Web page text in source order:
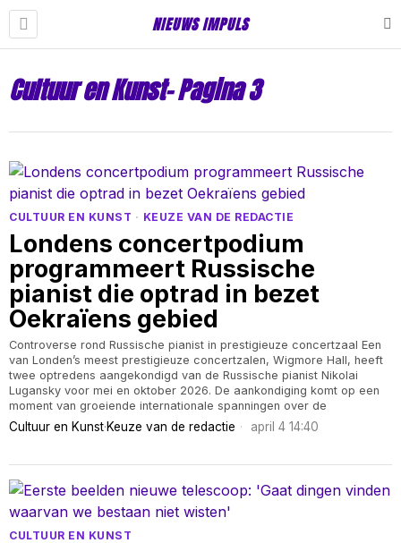
NIEUWS IMPULS
Cultuur en Kunst- Pagina 3
CULTUUR EN KUNST · KEUZE VAN DE REDACTIE
Londens concertpodium
programmeert Russische
pianist die optrad in bezet
Oekraïens gebied
Controverse rond Russische pianist in prestigieuze concertzaal Een
van Londen’s meest prestigieuze concertzalen, Wigmore Hall, heeft
twee optredens aangekondigd van de Russische pianist Nikolai
Lugansky voor mei en oktober 2026. De aankondiging komt op een
moment van groeiende internationale spanningen over de
Cultuur en Kunst·Keuze van de redactie april 4 14:40
CULTUUR EN KUNST